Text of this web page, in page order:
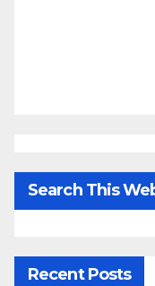
Search This
Recent Posts